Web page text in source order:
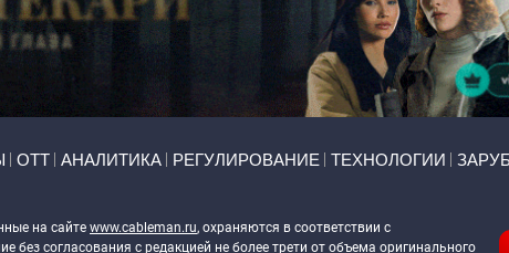
ОТТ АНАЛИТИКА РЕГУЛИРОВАНИЕ ТЕХНОЛОГИИ
на сайте www.cableman.ru, охраняются в соответствии с
без согласования с редакцией не более трети от объема оригинального